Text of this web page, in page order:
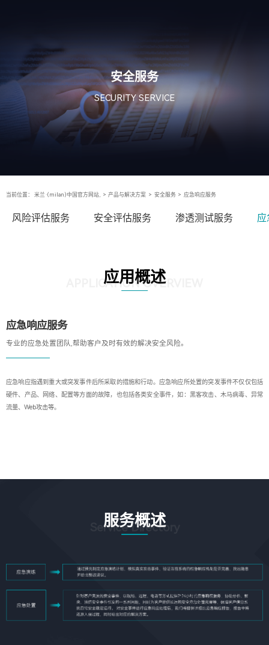
安全服务
SECURITY SERVICE
当前位置： 米兰·(milan)中国官方网站, > 产品与解决方案 > 安全服务 > 应急响应服务
风险评估服务 安全评估服务 渗透测试服务
应用概述
APPLICATION OVERVIEW
应急响应服务
专业的应急处置团队,帮助客户及时有效的解决安全风险。
应急响应指遇到重大或突发事件后所采取的措施和行动。应急响应所处置的突发事件不仅仅包括
硬件、产品、网络、配置等方面的故障，也包括各类安全事件，如：黑客攻击、木马病毒、异常
流量、Web攻击等。
服务概述
Service Directory